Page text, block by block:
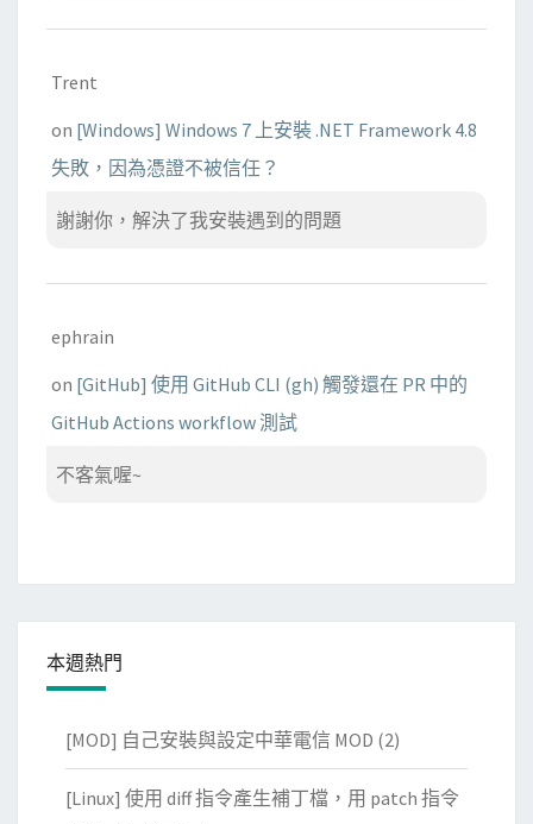
Trent
on [Windows] Windows 7 上安裝 .NET Framework 4.8
失敗，因為憑證不被信任？
謝謝你，解決了我安裝遇到的問題
ephrain
on [GitHub] 使用 GitHub CLI (gh) 觸發還在 PR 中的
GitHub Actions workflow 測試
不客氣喔~
本週熱門
[MOD] 自己安裝與設定中華電信 MOD (2)
[Linux] 使用 diff 指令產生補丁檔，用 patch 指令